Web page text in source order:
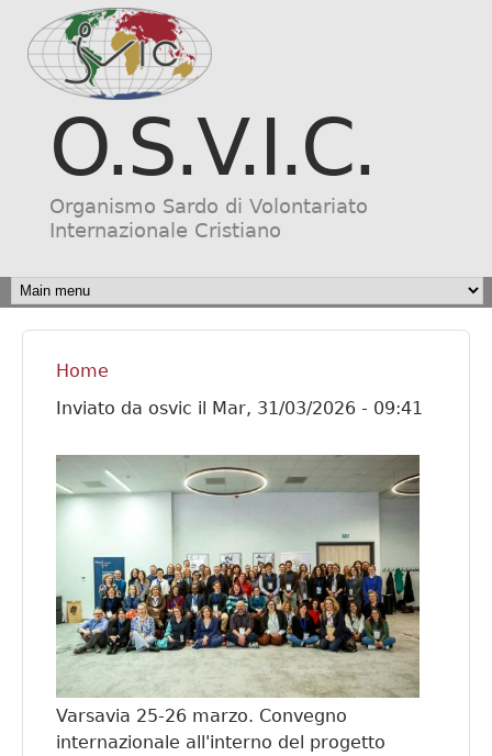
Salta al contenuto
principale
O.S.V.I.C.
Organismo Sardo di Volontariato
Internazionale Cristiano
MAIN MENU
Tu sei qui
Home
Inviato da osvic il Mar, 31/03/2026 - 09:41
Varsavia 25-26 marzo. Convegno
internazionale all'interno del progetto